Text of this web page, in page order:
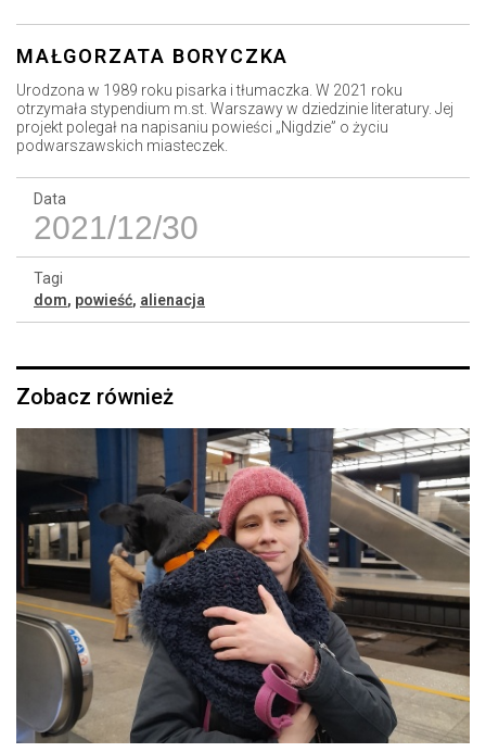
MAŁGORZATA BORYCZKA
Urodzona w 1989 roku pisarka i tłumaczka. W 2021 roku
otrzymała stypendium m.st. Warszawy w dziedzinie literatury. Jej
projekt polegał na napisaniu powieści „Nigdzie” o życiu
podwarszawskich miasteczek.
Data
2021/12/30
Tagi
dom, powieść, alienacja
Zobacz również